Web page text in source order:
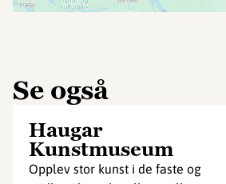
Se også
Haugar
Kunstmuseum
Opplev stor kunst i de faste og